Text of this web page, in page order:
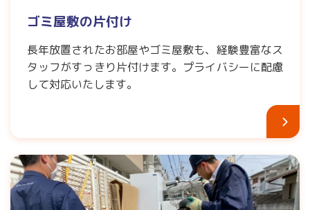
ゴミ屋敷の片付け
長年放置されたお部屋やゴミ屋敷も、経験豊富なス
タッフがすっきり片付けます。プライバシーに配慮
して対応いたします。